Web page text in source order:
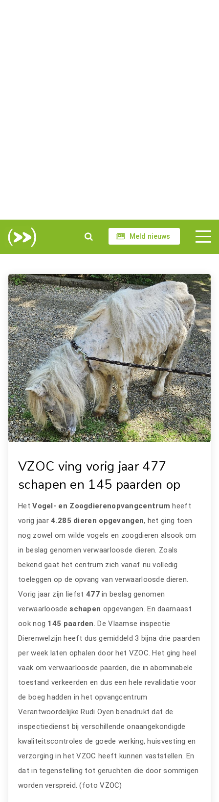
Meld nieuws
VZOC ving vorig jaar 477
schapen en 145 paarden op
HetVogel- en Zoogdierenopvangcentrum heeft
vorig jaar4.285 dieren opgevangen, het ging toen
nog zowel om wilde vogels en zoogdieren alsook om
in beslag genomen verwaarloosde dieren. Zoals
bekend gaat het centrum zich vanaf nu volledig
toeleggen op de opvang van verwaarloosde dieren.
Vorig jaar zijn liefst 477in beslag genomen
verwaarloosdeschapen opgevangen. En daarnaast
ook nog 145 paarden. De Vlaamse inspectie
Dierenwelzijn heeft dus gemiddeld 3 bijna drie paarden
per week laten ophalen door het VZOC. Het ging heel
vaak om verwaarloosde paarden, die in abominabele
toestand verkeerden en dus een hele revalidatie voor
de boeg hadden in het opvangcentrum
Verantwoordelijke Rudi Oyen benadrukt dat de
inspectiedienst bij verschillende onaangekondigde
kwaliteitscontroles de goede werking, huisvesting en
verzorging in het VZOC heeft kunnen vaststellen. En
dat in tegenstelling tot geruchten die door sommigen
worden verspreid. (foto VZOC)